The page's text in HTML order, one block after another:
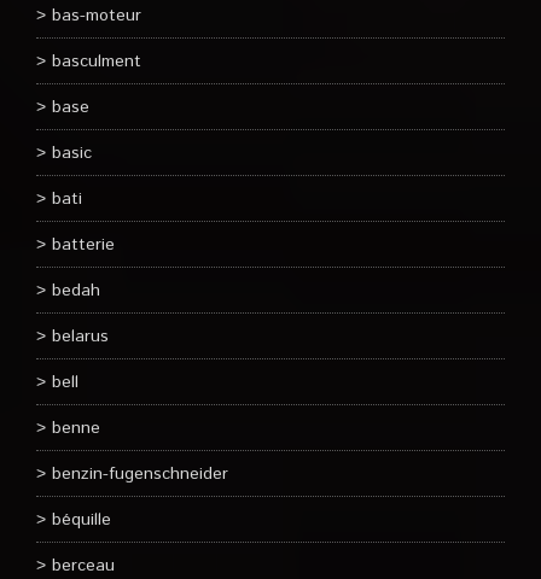
bas-moteur
basculment
base
basic
bati
batterie
bedah
belarus
bell
benne
benzin-fugenschneider
béquille
berceau